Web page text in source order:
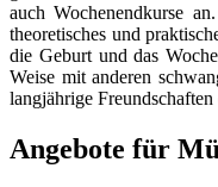
auch Wochenendkurse
theoretisches und
die Geburt und das
Weise mit anderen
langjährige
Angebote für